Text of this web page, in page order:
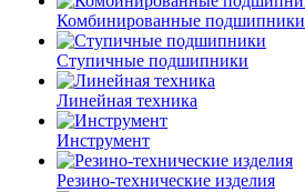
Комбинированные подшипники
Ступичные подшипники
Линейная техника
Инструмент
Резино-технические изделия